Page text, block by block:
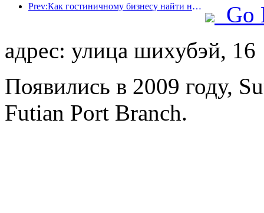
Prev:Как гостиничному бизнесу найти новые точки роста в условиях глобализации?
Go
адрес: улица шихубэй, 16
Появились в 2009 году,
Futian Port Branch.